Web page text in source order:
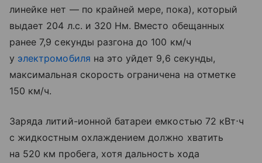
линейке нет — по крайней мере, пока), который
выдает 204 л.с. и 320 Нм. Вместо обещанных
ранее 7,9 секунды разгона до 100 км/ч
у электромобиля на это уйдет 9,6 секунды,
максимальная скорость ограничена на отметке
150 км/ч.
Заряда литий-ионной батареи емкостью 72 кВт⋅ч
с жидкостным охлаждением должно хватить
на 520 км пробега, хотя дальность хода